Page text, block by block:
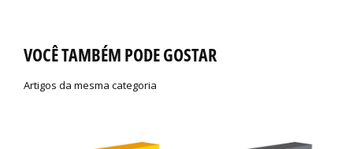
VOCÊ TAMBÉM PODE GOSTAR
Artigos da mesma categoria